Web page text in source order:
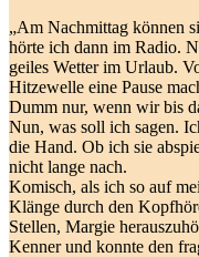
„Am Nachmittag können
hörte ich dann im Radio.
geiles Wetter im Urlaub.
Hitzewelle eine Pause
Dumm nur, wenn wir bis
Nun, was soll ich sagen.
die Hand. Ob ich sie
nicht lange nach.
Komisch, als ich so auf
Klänge durch den
Stellen, Margie
Kenner und konnte den